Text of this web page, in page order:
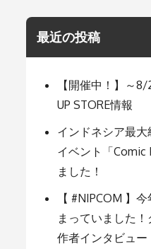
ゲ
ー
シ
ョ
ン
最近の投稿
【開催中！】～
UP STORE情報
インドネシア最
イベント「Comic
ました！
【 #NIPCOM 】
まっていました
作者インタビュー